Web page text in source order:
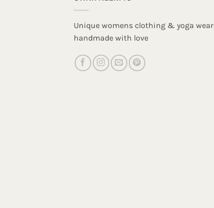
Unique womens clothing & yoga wear
handmade with love